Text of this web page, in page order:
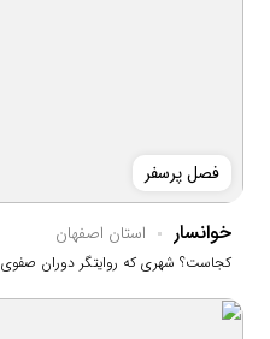
فصل پرسفر
خوانسار استان اصفهان
کجاست؟ شهری که روایتگر دوران صفوی